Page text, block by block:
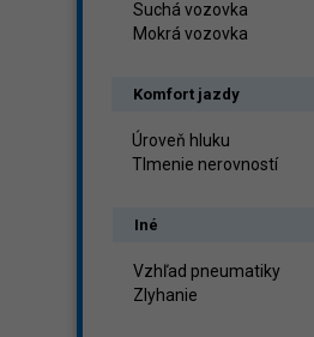
Suchá vozovka
Mokrá vozovka
Komfort jazdy
Úroveň hluku
Tlmenie nerovností
Iné
Vzhľad pneumatiky
Zlyhanie